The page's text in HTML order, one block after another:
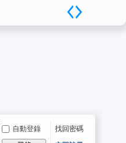
自動登錄
找回密碼